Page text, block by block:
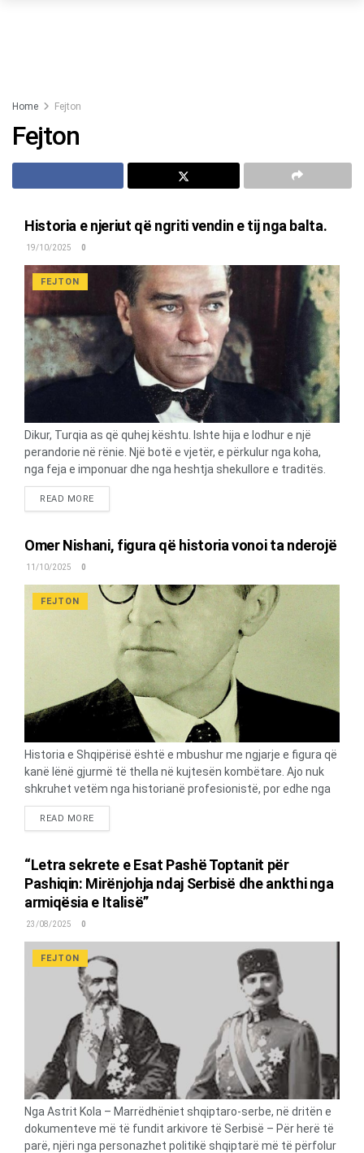
Home Fejton
Fejton
Historia e njeriut që ngriti vendin e tij nga balta.
19/10/2025 0
FEJTON
Dikur, Turqia as që quhej kështu. Ishte hija e lodhur e një
perandorie në rënie. Një botë e vjetër, e përkulur nga koha,
nga feja e imponuar dhe nga heshtja shekullore e traditës.
Pastaj erdhi ai. Një gjeneral me një vështrim të akullt, me
mendje të mprehtë si bisturi dhe me vetëm një qëllim: të
ëndërrosh. Quhej Mustafa Kemal. Por që nga ai moment, të
gjithë do ta thërrisnin Atatürk – Ati i Turqve. Dhe një baba,
nganjëherë, duhet të bëjë atë që fëmijët ende nuk e
kuptojnë. Ai i shkuli rrënjët një kombi të tërë. Jo për t’i
zhdukur, por për të thyer zinxhirët që e mbanin të...
READ MOREDETAILS
Omer Nishani, figura që historia vonoi ta nderojë
11/10/2025 0
FEJTON
Historia e Shqipërisë është e mbushur me ngjarje e figura që
kanë lënë gjurmë të thella në kujtesën kombëtare. Ajo nuk
shkruhet vetëm nga historianë profesionistë, por edhe nga
njerëz të përkushtuar që ndjejnë përgjegjësinë për ta ruajtur
dhe përçuar të vërtetën historike brez pas brezi. Një nga
i cili me librin e tij “Jeta e një Presidenti”, kushtuar figurës së
Omer Nishanit, sjell një kontribut të çmuar në ndriçimin e një
periudhe të rëndësishme të historisë sonë. Tomson Nishani,
një autor me përmasa shumëdimensionale, është i njohur jo
vetëm për librat e tij në fushën e kopshtarisë dhe botimet
profesionale, por edhe për artikujt me karakter historiko-
shoqëror, që përpiqen të...
READ MOREDETAILS
“Letra sekrete e Esat Pashë Toptanit për
Pashiqin: Mirënjohja ndaj Serbisë dhe ankthi nga
armiqësia e Italisë”
23/08/2025 0
FEJTON
Nga Astrit Kola – Marrëdhëniet shqiptaro-serbe, në dritën e
dokumenteve më të fundit arkivore të Serbisë – Për herë të
parë, njëri nga personazhet politikë shqiptarë më të përfolur